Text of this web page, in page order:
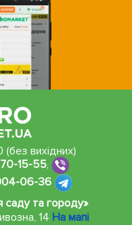
вихідних)
15-55,
06-36
саду та городу»
14 На мапі